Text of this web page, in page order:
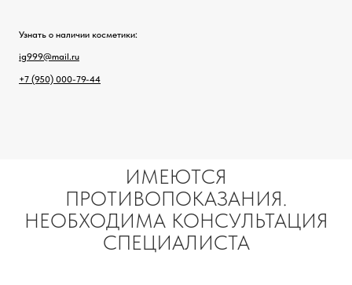
Узнать о наличии косметики:
ig999@mail.ru
+7 (950) 000-79-44
ИМЕЮТСЯ
ПРОТИВОПОКАЗАНИЯ.
НЕОБХОДИМА КОНСУЛЬТАЦИЯ
СПЕЦИАЛИСТА